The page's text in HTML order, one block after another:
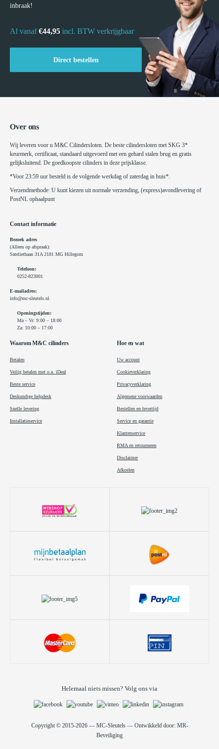
inbraak!
Al vanaf€44,95 incl. BTW verkrijgbaar
Direct bestellen
Over ons
Wij leveren voor u M&C Cilindersloten. De beste cilindersloten met SKG 3*
keurmerk, certificaat, standaard uitgevoerd met een gehard stalen brug en gratis
gelijksluitend. De goedkoopste cilinders in deze prijsklasse.
*Voor 23:59 uur besteld is de volgende werkdag of zaterdag in huis*.
Verzendmethode: U kunt kiezen uit normale verzending, (express)avondlevering of
PostNL ophaalpunt
Contact informatie
Bezoek adres
(Alleen op afspraak):
Satelietbaan 31A 2181 MG Hillegom
Telefoon:
0252-823001
E-mailadres:
info@mc-sleutels.nl
Openingstijden:
Ma – Vr: 9:00 – 18:00
Za: 10:00 – 17:00
Waarom M&C cilinders
Betalen
Veilig betalen met o.a. iDeal
Beste service
Deskundige helpdesk
Snelle levering
Installatieservice
Hoe en wat
Uw account
Cookieverklaring
Privacyverklaring
Algemene voorwaarden
Bestellen en levertijd
Service en garantie
Klantenservice
RMA en retourneren
Disclaimer
Afkoelen
Helemaal niets missen? Volg ons via
Copyright © 2015-2026 — MC-Sleutels — Ontwikkeld door: MR-
Beveiliging